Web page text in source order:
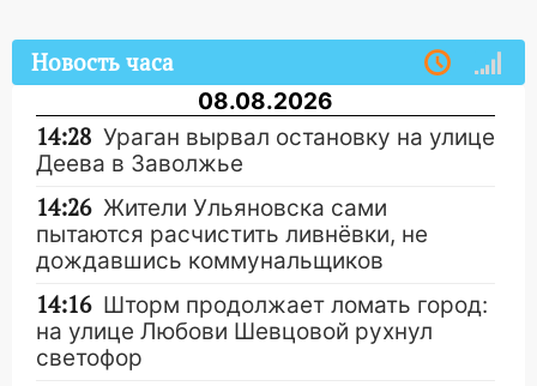
Новость часа
08.08.2026
14:28 Ураган вырвал остановку на улице
Деева в Заволжье
14:26 Жители Ульяновска сами
пытаются расчистить ливнёвки, не
дождавшись коммунальщиков
14:16 Шторм продолжает ломать город:
на улице Любови Шевцовой рухнул
светофор